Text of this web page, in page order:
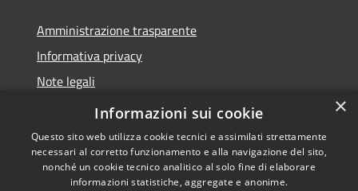
Amministrazione trasparente
Informativa privacy
Note legali
Dichiarazione di accessibilità
Copyright © 2026 • Comune di
×
Informazioni sui cookie
Questo sito web utilizza cookie tecnici e assimilati strettamente
necessari al corretto funzionamento e alla navigazione del sito,
nonché un cookie tecnico analitico al solo fine di elaborare
informazioni statistiche, aggregate e anonime.